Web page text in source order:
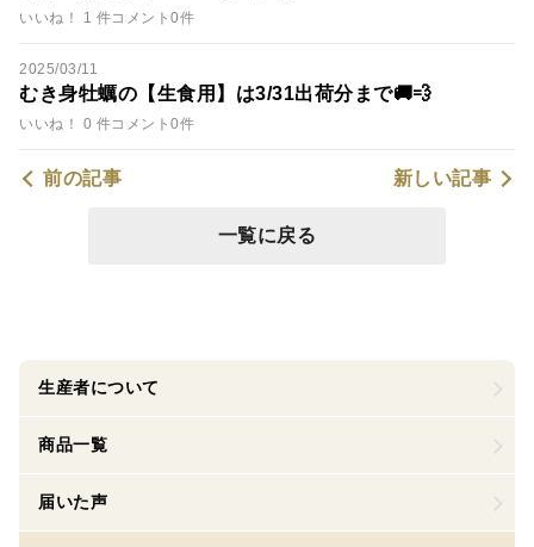
いいね！ 1 件コメント0件
2025/03/11
むき身牡蠣の【生食用】は3/31出荷分まで🚚💨
いいね！ 0 件コメント0件
前の記事 新しい記事
一覧に戻る
生産者について
商品一覧
届いた声